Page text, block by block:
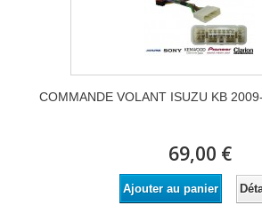
COMMANDE VOLANT ISUZU KB
69,00 €
Ajouter au panier